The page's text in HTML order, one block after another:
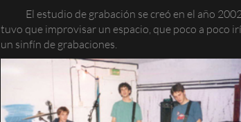
El estudio de grabación se creó en el año
tuvo que improvisar un espacio, que poco a poco
un sinfín de grabaciones.